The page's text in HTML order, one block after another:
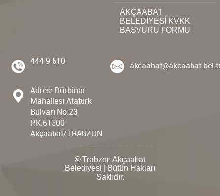
AKÇAABAT
BELEDİYESİ KVKK
BAŞVURU FORMU
444 9 610
Adres: Dürbinar
Mahallesi Atatürk
Bulvarı No:23
P.K:61300
Akçaabat/TRABZON
© Trabzon Akçaabat
Belediyesi | Bütün Hakları
Saklıdır.